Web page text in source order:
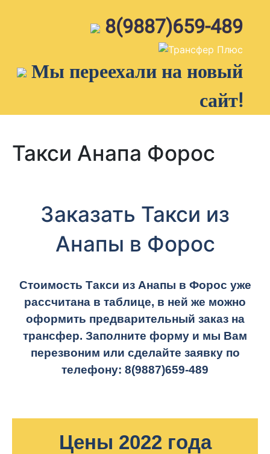
8(9887)659-489
Мы переехали на новый
сайт!
Такси Анапа Форос
Заказать Такси из
Анапы в Форос
Стоимость Такси из Анапы в Форос уже
рассчитана в таблице, в ней же можно
оформить предварительный заказ на
трансфер. Заполните форму и мы Вам
перезвоним или сделайте заявку по
телефону: 8(9887)659-489
Цены 2022 года